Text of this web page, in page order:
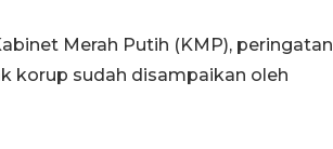
Merah Putih (KMP), peringatan
korup sudah disampaikan oleh